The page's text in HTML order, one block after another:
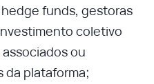
funds, gestoras
coletivo
ou
da plataforma;